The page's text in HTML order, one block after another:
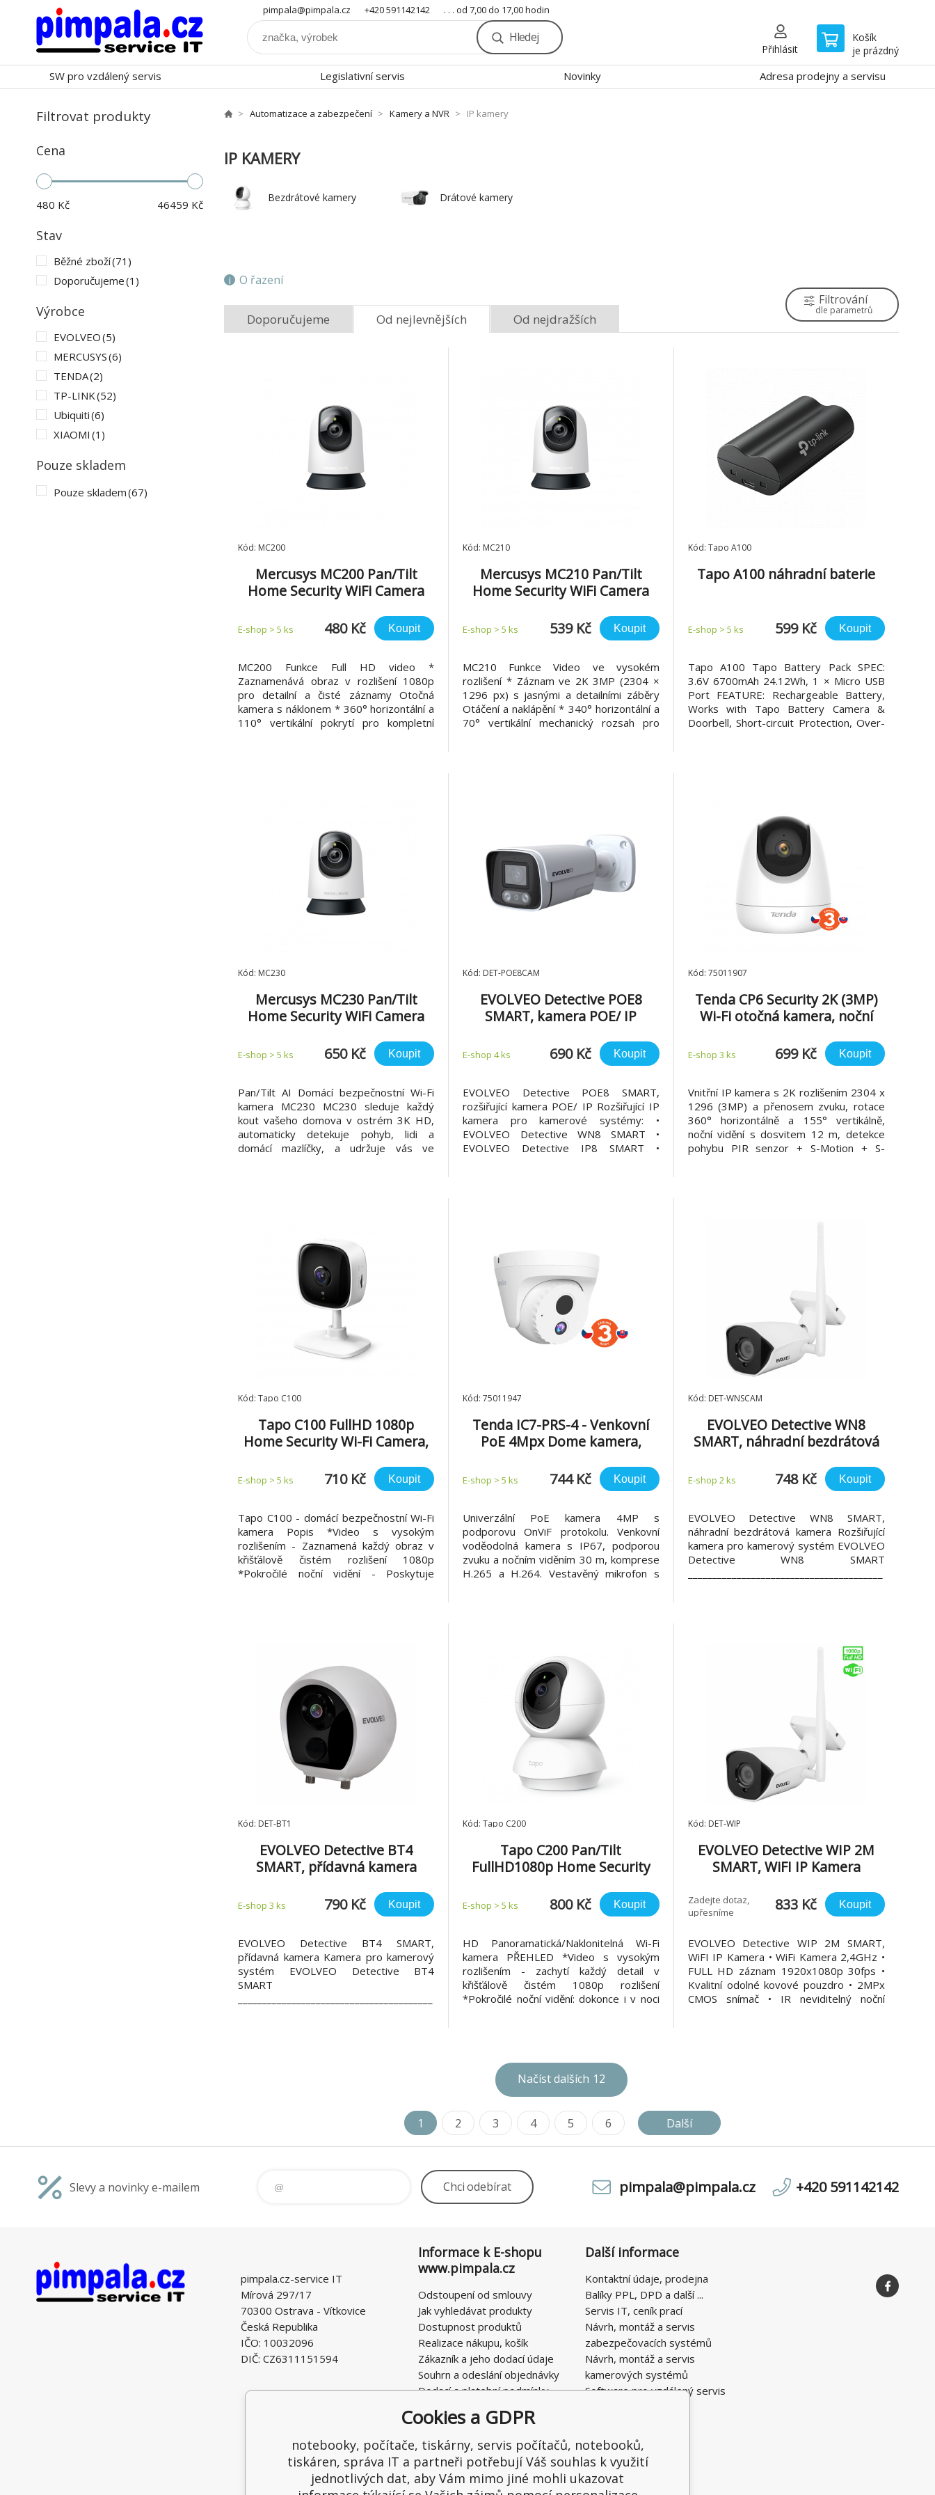
pimpala@pimpala.cz +420 591142142 . . . od 7,00 do 17,00 hodin
Hledej
Přihlásit
Košík
je prázdný
SW pro vzdálený servis Legislativní servis Novinky Adresa prodejny a servisu
Filtrovat produkty
Cena
480 Kč 46459 Kč
Stav
Běžné zboží(71)
Doporučujeme(1)
Výrobce
EVOLVEO(5)
MERCUSYS(6)
TENDA(2)
TP-LINK(52)
Ubiquiti(6)
XIAOMI (1)
Pouze skladem
Pouze skladem(67)
Automatizace a zabezpečení Kamery a NVR IP kamery
IP KAMERY
Bezdrátové kamery Drátové kamery
O řazení
Doporučujeme Od nejlevnějších Od nejdražších
Filtrování
dle parametrů
Kód: MC200
Mercusys MC200 Pan/Tilt
Home Security WiFi Camera
E-shop > 5 ks 480 Kč Koupit
MC200 Funkce Full HD video *
Zaznamenává obraz v rozlišení 1080p
pro detailní a čisté záznamy Otočná
kamera s náklonem * 360° horizontální a
110° vertikální pokrytí pro kompletní
Kód: MC210
Mercusys MC210 Pan/Tilt
Home Security WiFi Camera
E-shop > 5 ks 539 Kč Koupit
MC210 Funkce Video ve vysokém
rozlišení * Záznam ve 2K 3MP (2304 ×
1296 px) s jasnými a detailními záběry
Otáčení a naklápění * 340° horizontální a
70° vertikální mechanický rozsah pro
Kód: Tapo A100
Tapo A100 náhradní baterie
E-shop > 5 ks 599 Kč Koupit
Tapo A100 Tapo Battery Pack SPEC:
3.6V 6700mAh 24.12Wh, 1 × Micro USB
Port FEATURE: Rechargeable Battery,
Works with Tapo Battery Camera &
Doorbell, Short-circuit Protection, Over-
Kód: MC230
Mercusys MC230 Pan/Tilt
Home Security WiFi Camera
E-shop > 5 ks 650 Kč Koupit
Pan/Tilt AI Domácí bezpečnostní Wi-Fi
kamera MC230 MC230 sleduje každý
kout vašeho domova v ostrém 3K HD,
automaticky detekuje pohyb, lidi a
domácí mazlíčky, a udržuje vás ve
Kód: DET-POE8CAM
EVOLVEO Detective POE8
SMART, kamera POE/ IP
E-shop 4 ks 690 Kč Koupit
EVOLVEO Detective POE8 SMART,
rozšiřující kamera POE/ IP Rozšiřující IP
kamera pro kamerové systémy: •
EVOLVEO Detective WN8 SMART •
EVOLVEO Detective IP8 SMART •
Kód: 75011907
Tenda CP6 Security 2K (3MP)
Wi-Fi otočná kamera, noční
audio,microSD, CZ aplikace
E-shop 3 ks 699 Kč Koupit
Vnitřní IP kamera s 2K rozlišením 2304 x
1296 (3MP) a přenosem zvuku, rotace
360° horizontálně a 155° vertikálně,
noční vidění s dosvitem 12 m, detekce
pohybu PIR senzor + S-Motion + S-
Kód: Tapo C100
Tapo C100 FullHD 1080p
Home Security Wi-Fi Camera,
audio,detekce pohybu
E-shop > 5 ks 710 Kč Koupit
Tapo C100 - domácí bezpečnostní Wi-Fi
kamera Popis *Video s vysokým
rozlišením - Zaznamená každý obraz v
křišťálově čistém rozlišení 1080p
*Pokročilé noční vidění - Poskytuje
Kód: 75011947
Tenda IC7-PRS-4 - Venkovní
PoE 4Mpx Dome kamera,
noční vidění, H.265
E-shop > 5 ks 744 Kč Koupit
Univerzální PoE kamera 4MP s
podporovu OnViF protokolu. Venkovní
voděodolná kamera s IP67, podporou
zvuku a nočním viděním 30 m, komprese
H.265 a H.264. Vestavěný mikrofon s
Kód: DET-WNSCAM
EVOLVEO Detective WN8
SMART, náhradní bezdrátová
E-shop 2 ks 748 Kč Koupit
EVOLVEO Detective WN8 SMART,
náhradní bezdrátová kamera Rozšiřující
kamera pro kamerový systém EVOLVEO
Detective WN8 SMART
Kód: DET-BT1
EVOLVEO Detective BT4
SMART, přídavná kamera
E-shop 3 ks 790 Kč Koupit
EVOLVEO Detective BT4 SMART,
přídavná kamera Kamera pro kamerový
systém EVOLVEO Detective BT4
SMART
Kód: Tapo C200
Tapo C200 Pan/Tilt
FullHD1080p Home Security
dvoucestné audio, detekce
E-shop > 5 ks 800 Kč Koupit
HD Panoramatická/Naklonitelná Wi-Fi
kamera PŘEHLED *Video s vysokým
rozlišením - zachytí každý detail v
křišťálově čistém 1080p rozlišení
*Pokročilé noční vidění: dokonce i v noci
*Zvukový a světe
Kód: DET-WIP
EVOLVEO Detective WIP 2M
SMART, WiFI IP Kamera
Zadejte dotaz,
upřesníme
833 Kč Koupit
EVOLVEO Detective WIP 2M SMART,
WiFI IP Kamera • WiFi Kamera 2,4GHz •
FULL HD záznam 1920x1080p 30fps •
Kvalitní odolné kovové pouzdro • 2MPx
CMOS snímač • IR neviditelný noční
Načíst dalších 12
1 2 3 4 5 6 Další
Slevy a novinky e-mailem Chciodebírat pimpala@pimpala.cz +420 591142142
pimpala.cz-service IT
Mírová 297/17
70300 Ostrava - Vítkovice
Česká Republika
IČO: 10032096
DIČ: CZ6311151594
Informace k E-shopu
www.pimpala.cz
Odstoupení od smlouvy
Jak vyhledávat produkty
Dostupnost produktů
Realizace nákupu, košík
Zákazník a jeho dodací údaje
Souhrn a odeslání objednávky
Dodací a platební podmínky
Obchodní podmínky E-SHOPU
Ochrana osobních údajů
Řešení nedostatků, reklamace
Kontaktní formulář
Další informace
Kontaktní údaje, prodejna
Balíky PPL, DPD a další ...
Servis IT, ceník prací
Návrh, montáž a servis
zabezpečovacích systémů
Návrh, montáž a servis
kamerových systémů
Software pro vzdálený servis
Cookies a GDPR
notebooky, počítače, tiskárny, servis počítačů, notebooků,
tiskáren, správa IT a partneři potřebují Váš souhlas k využití
jednotlivých dat, aby Vám mimo jiné mohli ukazovat